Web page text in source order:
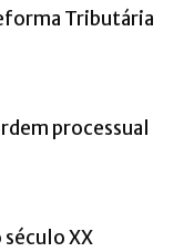
Tributária
processual
XX